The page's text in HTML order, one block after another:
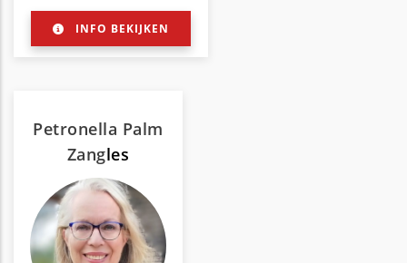
INFO BEKIJKEN
Petronella Palm
Zangles